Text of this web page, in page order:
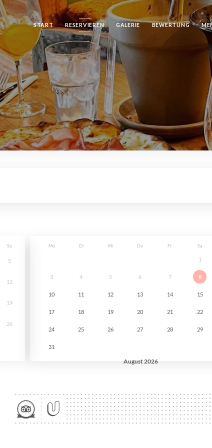
START RESERVIEREN GALERIE BEWERTUNG